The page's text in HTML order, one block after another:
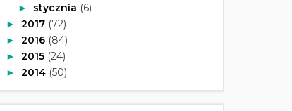
► stycznia (6)
► 2017 (72)
► 2016 (84)
► 2015 (24)
► 2014 (50)